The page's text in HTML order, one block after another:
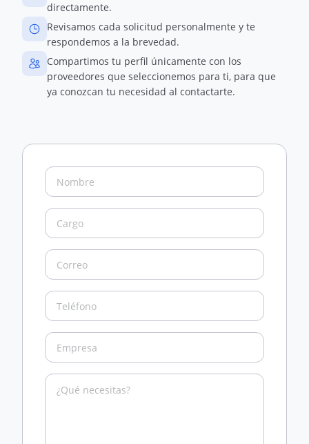
directamente.
Revisamos cada solicitud personalmente y te
respondemos a la brevedad.
Compartimos tu perfil únicamente con los
proveedores que seleccionemos para ti, para que
ya conozcan tu necesidad al contactarte.